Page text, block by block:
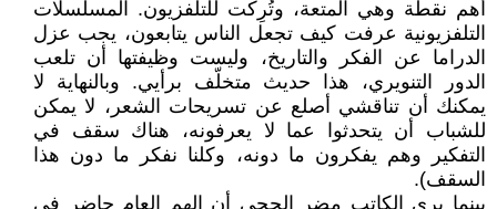
أهم نقطة وهي المتعة، وتُرِكت للتلفزيون. المسلسلات
التلفزيونية عرفت كيف تجعل الناس يتابعون، يجب عزل
الدراما عن الفكر والتاريخ، وليست وظيفتها أن تلعب
الدور التنويري، هذا حديث متخلّف برأيي. وبالنهاية لا
يمكنك أن تناقشي أصلع عن تسريحات الشعر، لا يمكن
للشباب أن يتحدثوا عما لا يعرفونه، هناك سقف في
التفكير وهم يفكرون ما دونه، وكلنا نفكر ما دون هذا
السقف).
بينما يرى الكاتب مضر الحجي أن الهم العام حاضر في